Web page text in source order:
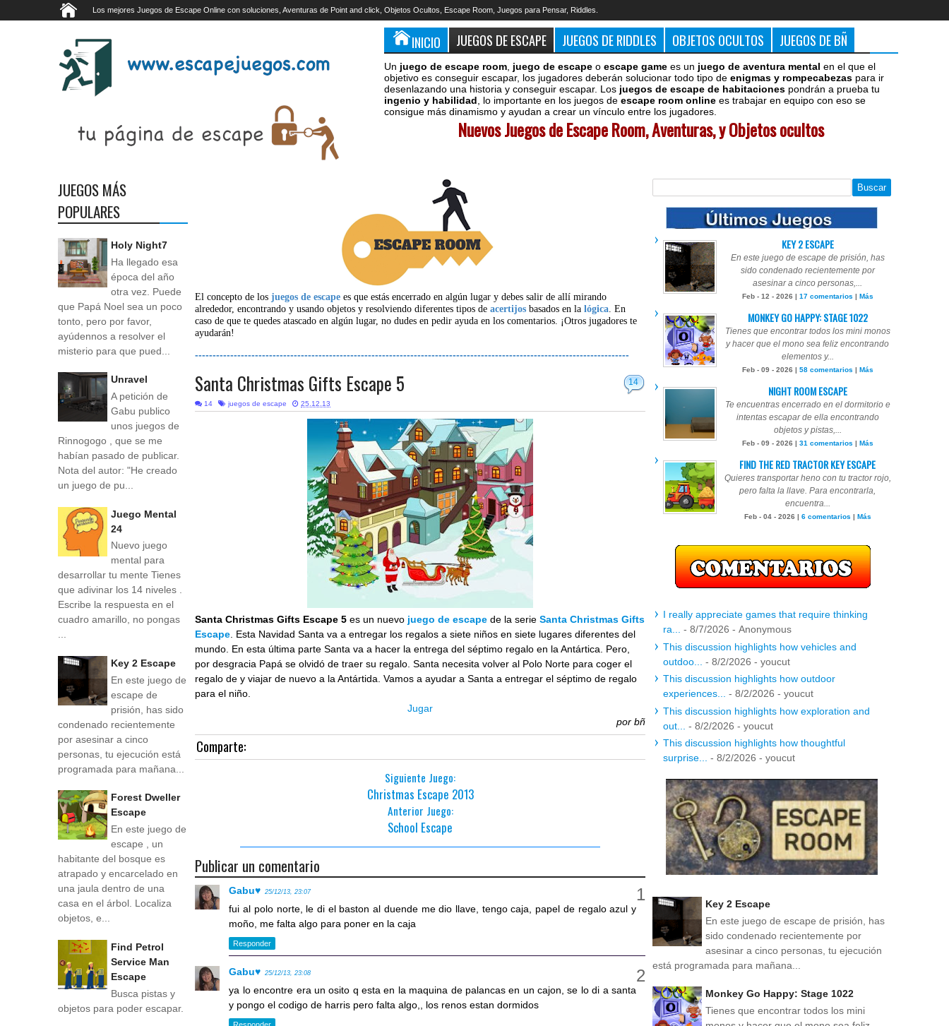
Los mejores Juegos de Escape Online con soluciones, Aventuras de Point and click, Objetos Ocultos, Escape Room, Juegos para Pensar, Riddles.
INICIO JUEGOS DE ESCAPE JUEGOS DE RIDDLES OBJETOS OCULTOS JUEGOS DE BÑ
Un juego de escape room juego de escape o escape game es un juego de aventura mental en el que el
objetivo es conseguir escapar, los jugadores deberán solucionar todo tipo de enigmas y rompecabezas para ir
desenlazando una historia y conseguir escapar. Los juegos de escape de habitaciones pondrán a prueba tu
ingenio y habilidad , lo importante en los juegos de escape room online es trabajar en equipo con eso se
consigue más dinamismo y ayudan a crear un vínculo entre los jugadores.
Nuevos Juegos de Escape Room, Aventuras, y Objetos ocultos
El concepto de losjuegos de escape es que estás encerrado en algún lugar y debes salir de allí mirando
alrededor, encontrando y usando objetos y resolviendo diferentes tipos deacertijos basados en lalógica. En
caso de que te quedes atascado en algún lugar, no dudes en pedir ayuda en los comentarios. ¡Otros jugadores te
ayudarán!
---------------------------------------------------------------------------------------------------------------------------
14
Santa Christmas Gifts Escape 5
14 juegos de escape 25.12.13
Santa Christmas Gifts Escape 5 es un nuevo juego de escape de la serieSanta Christmas Gifts
Escape . Esta Navidad Santa va a entregar los regalos a siete niños en siete lugares diferentes del
mundo. En esta última parte Santa va a hacer la entrega del séptimo regalo en la Antártica. Pero,
por desgracia Papá se olvidó de traer su regalo. Santa necesita volver al Polo Norte para coger el
regalo de y viajar de nuevo a la Antártida. Vamos a ayudar a Santa a entregar el séptimo de regalo
para el niño.
Jugar
por bñ
Comparte:
Siguiente Juego:
Christmas Escape 2013
Anterior Juego:
School Escape
Publicar un comentario
Gabu♥ 25/12/13, 23:07
fui al polo norte, le di el baston al duende me dio llave, tengo caja, papel de regalo azul y
moño, me falta algo para poner en la caja
Responder
Gabu♥ 25/12/13, 23:08
ya lo encontre era un osito q esta en la maquina de palancas en un cajon, se lo di a santa
y pongo el codigo de harris pero falta algo,, los renos estan dormidos
JUEGOS MÁS
POPULARES
Holy Night7
Ha llegado esa
época del año
otra vez. Puede
que Papá Noel sea un poco
tonto, pero por favor,
ayúdennos a resolver el
misterio para que pued...
Unravel
A petición de
Gabu publico
unos juegos de
Rinnogogo , que se me
habían pasado de publicar.
Nota del autor: "He creado
un juego de pu...
Juego Mental
24
Nuevo juego
mental para
desarrollar tu mente Tienes
que adivinar los 14 niveles .
Escribe la respuesta en el
cuadro amarillo, no pongas
...
Key 2 Escape
En este juego de
escape de
prisión, has sido
condenado recientemente
por asesinar a cinco
personas, tu ejecución está
programada para mañana...
Forest Dweller
Escape
En este juego de
escape , un
habitante del bosque es
atrapado y encarcelado en
una jaula dentro de una
casa en el árbol. Localiza
objetos, e...
Find Petrol
Service Man
Escape
Busca pistas y
objetos para poder escapar.
KEY 2 ESCAPE
En este juego de escape de prisión, has
sido condenado recientemente por
asesinar a cinco personas,...
Feb - 12 - 2026 | 17 comentarios | Más
MONKEY GO HAPPY: STAGE 1022
Tienes que encontrar todos los mini monos
y hacer que el mono sea feliz encontrando
elementos y...
Feb - 09 - 2026 | 58 comentarios | Más
NIGHT ROOM ESCAPE
Te encuentras encerrado en el dormitorio e
intentas escapar de ella encontrando
objetos y pistas,...
Feb - 09 - 2026 | 31 comentarios | Más
FIND THE RED TRACTOR KEY ESCAPE
Quieres transportar heno con tu tractor rojo,
pero falta la llave. Para encontrarla,
encuentra...
Feb - 04 - 2026 | 6 comentarios | Más
I really appreciate games that require thinking
ra...
- 8/7/2026 - Anonymous
This discussion highlights how vehicles and
outdoo...
- 8/2/2026 - youcut
This discussion highlights how outdoor
experiences...
- 8/2/2026 - youcut
This discussion highlights how exploration and
out...
- 8/2/2026 - youcut
This discussion highlights how thoughtful
surprise...
- 8/2/2026 - youcut
Key 2 Escape
En este juego de escape de prisión, has
sido condenado recientemente por
asesinar a cinco personas, tu ejecución
está programada para mañana...
Monkey Go Happy: Stage 1022
Tienes que encontrar todos los mini